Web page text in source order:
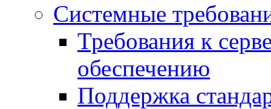
Системные
Требования к
обеспечению
Поддержка